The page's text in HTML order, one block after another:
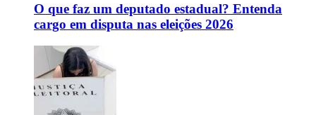
O que faz um deputado estadual? Entenda
cargo em disputa nas eleições 2026